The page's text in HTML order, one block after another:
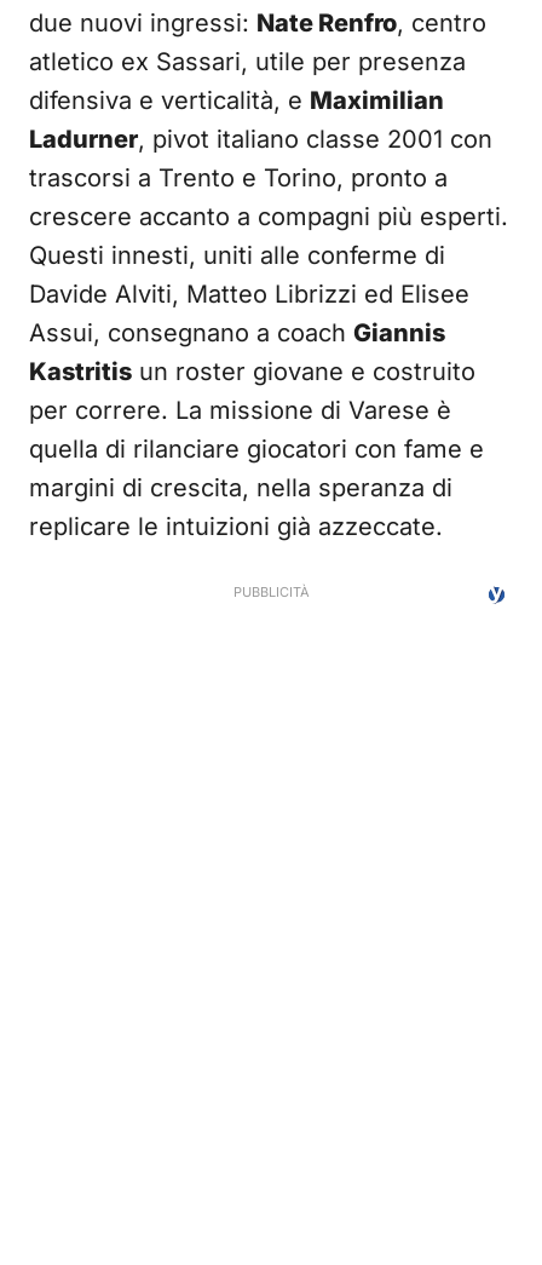
due nuovi ingressi: Nate Renfro, centro
atletico ex Sassari, utile per presenza
difensiva e verticalità, e Maximilian
Ladurner, pivot italiano classe 2001 con
trascorsi a Trento e Torino, pronto a
crescere accanto a compagni più esperti.
Questi innesti, uniti alle conferme di
Davide Alviti, Matteo Librizzi ed Elisee
Assui, consegnano a coach Giannis
Kastritis un roster giovane e costruito
per correre. La missione di Varese è
quella di rilanciare giocatori con fame e
margini di crescita, nella speranza di
replicare le intuizioni già azzeccate.